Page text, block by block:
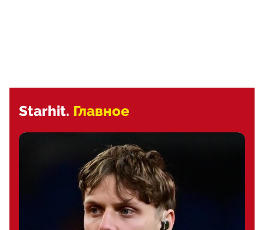
Starhit. Главное